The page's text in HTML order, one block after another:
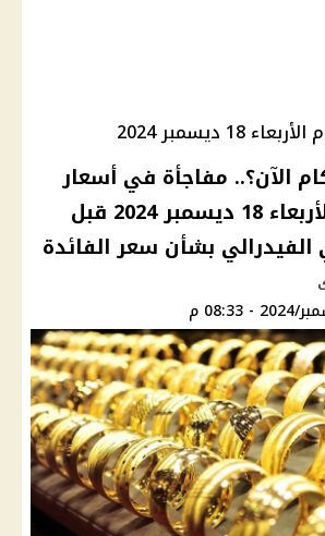
ديسمبر 2024
21 و 24 بكام الآن؟.. مفاجأة في أسعار
الذهب اليوم الأربعاء 18 ديسمبر 2024 قبل
الفيدرالي بشأن سعر الفائدة